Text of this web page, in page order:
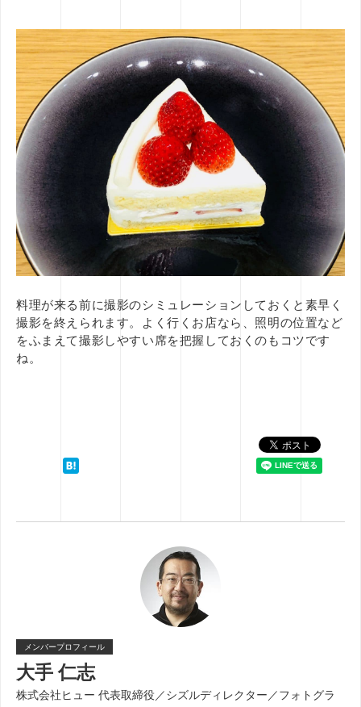
料理が来る前に撮影のシミュレーションしておくと素早く
撮影を終えられます。よく行くお店なら、照明の位置など
をふまえて撮影しやすい席を把握しておくのもコツです
ね。
メンバープロフィール
大手 仁志
株式会社ヒュー 代表取締役／シズルディレクター／フォトグラ